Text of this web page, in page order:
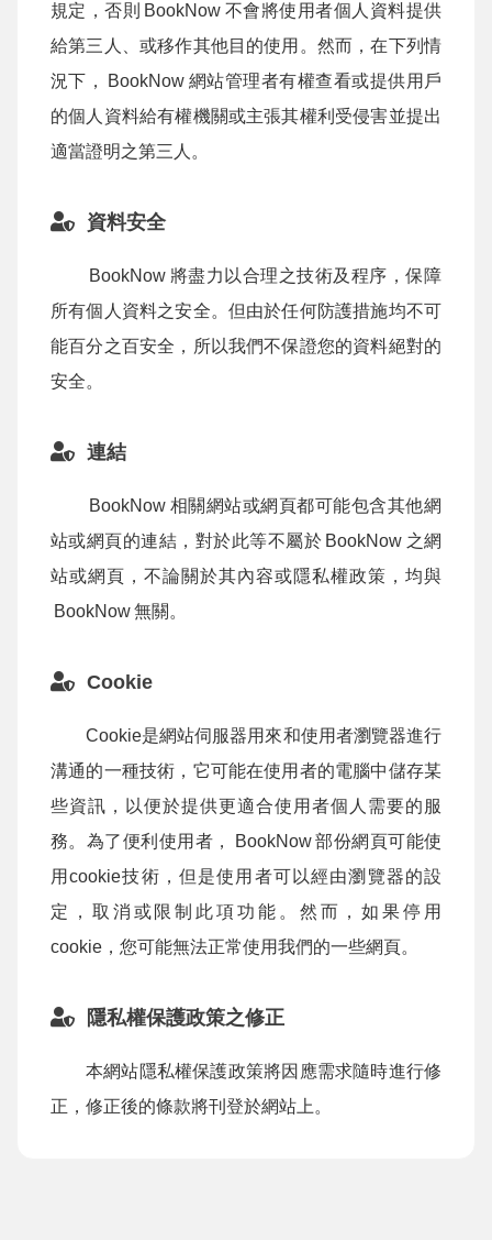
規定，否則 BookNow 不會將使用者個人資料提供
給第三人、或移作其他目的使用。然而，在下列情
況下，
BookNow 網站管理者有權查看或提供用戶
的個人資料給有權機關或主張其權利受侵害並提出
適當證明之第三人。
資料安全
BookNow 將盡力以合理之技術及程序，保障
所有個人資料之安全。但由於任何防護措施均不可
能百分之百安全，所以我們不保證您的資料絕對的
安全。
連結
BookNow 相關網站或網頁都可能包含其他網
站或網頁的連結，對於此等不屬於 BookNow 之網
站或網頁，不論關於其內容或隱私權政策，均與
BookNow無關。
Cookie
Cookie是網站伺服器用來和使用者瀏覽器進行
溝通的一種技術，它可能在使用者的電腦中儲存某
些資訊，以便於提供更適合使用者個人需要的服
務。為了便利使用者，
BookNow部份網頁可能使
用cookie技術，但是使用者可以經由瀏覽器的設
定，取消或限制此項功能。然而，如果停用
cookie，您可能無法正常使用我們的一些網頁。
隱私權保護政策之修正
本網站隱私權保護政策將因應需求隨時進行修
正，修正後的條款將刊登於網站上。